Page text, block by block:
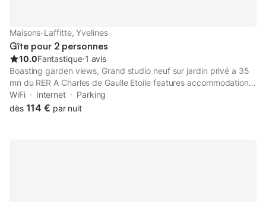
Maisons-Laffitte, Yvelines
Gîte pour 2 personnes
10.0Fantastique⋅1 avis
Boasting garden views, Grand studio neuf sur jardin privé a 35
mn du RER A Charles de Gaulle Etoile features accommodation
with a garden and a terrace, around 15 km from Palais des
Congrès de Paris.
WiFi Internet
Parking
dès 114 € par nuit